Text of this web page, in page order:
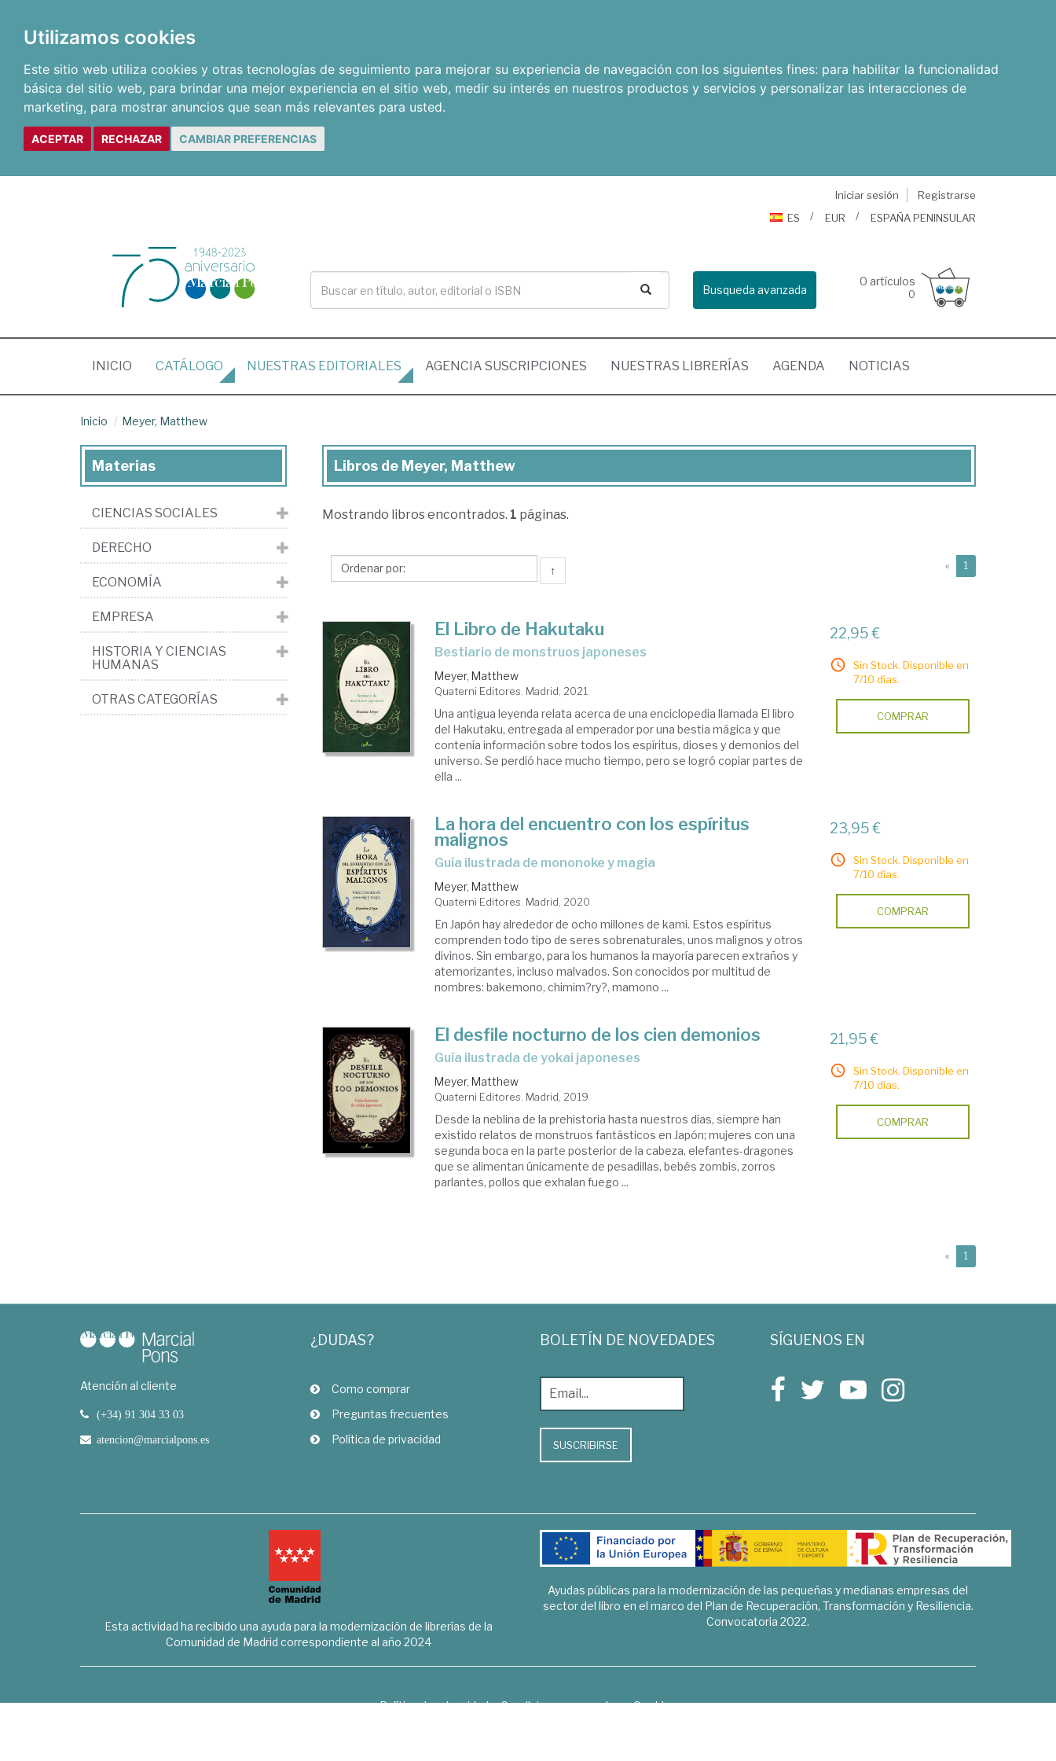
Utilizamos cookies
Este sitio web utiliza cookies y otras tecnologías de seguimiento para mejorar su experiencia de navegación con los siguientes fines: para habilitar la funcionalidad
básica del sitio web, para brindar una mejor experiencia en el sitio web, medir su interés en nuestros productos y servicios y personalizar las interacciones de
marketing, para mostrar anuncios que sean más relevantes para usted.
ACEPTAR RECHAZAR CAMBIAR PREFERENCIAS
Iniciar sesión
Registrarse
ES
EUR ESPAÑA PENINSULAR
Busqueda avanzada
0 artículos
0
INICIO (CURRENT)
CATÁLOGO NUESTRAS EDITORIALES AGENCIA SUSCRIPCIONES NUESTRAS LIBRERÍAS AGENDA NOTICIAS
Inicio Meyer, Matthew
Libros
Meyer,
Libros de Meyer, Matthew
Mostrando libros encontrados. 1 páginas.
↑ « 1
El Libro de Hakutaku
bestiario de monstruos japoneses
Meyer, Matthew
Quaterni Editores. Madrid, 2021
Una antigua leyenda relata acerca de una enciclopedia llamada El libro
del Hakutaku, entregada al emperador por una bestia mágica y que
contenía información sobre todos los espíritus, dioses y demonios del
universo. Se perdió hace mucho tiempo, pero se logró copiar partes de
ella ...
22,95 €
Sin Stock. Disponible en
7/10 días.
COMPRAR
La hora del encuentro con los espíritus
malignos
Guía ilustrada de mononoke y magia
Meyer, Matthew
Quaterni Editores. Madrid, 2020
En Japón hay alrededor de ocho millones de kami. Estos espíritus
comprenden todo tipo de seres sobrenaturales, unos malignos y otros
divinos. Sin embargo, para los humanos la mayoría parecen extraños y
atemorizantes, incluso malvados. Son conocidos por multitud de
nombres: bakemono, chimim?ry?, mamono ...
23,95 €
Sin Stock. Disponible en
7/10 días.
COMPRAR
El desfile nocturno de los cien demonios
guía ilustrada de yokai japoneses
Meyer, Matthew
Quaterni Editores. Madrid, 2019
Desde la neblina de la prehistoria hasta nuestros días, siempre han
existido relatos de monstruos fantásticos en Japón; mujeres con una
segunda boca en la parte posterior de la cabeza, elefantes-dragones
que se alimentan únicamente de pesadillas, bebés zombis, zorros
parlantes, pollos que exhalan fuego ...
21,95 €
Sin Stock. Disponible en
7/10 días.
COMPRAR
« 1
Materias
CIENCIAS SOCIALES
DERECHO
ECONOMÍA
EMPRESA
HISTORIA Y CIENCIAS
HUMANAS
OTRAS CATEGORÍAS
Atención al cliente
(+34) 91 304 33 03
atencion@marcialpons.es
¿DUDAS?
Como comprar
Preguntas frecuentes
Política de privacidad
BOLETÍN DE NOVEDADES
SUSCRIBIRSE
SÍGUENOS EN
Esta actividad ha recibido una ayuda para la modernización de librerías de la
Comunidad de Madrid correspondiente al año 2024
Ayudas públicas para la modernización de las pequeñas y medianas empresas del
sector del libro en el marco del Plan de Recuperación, Transformación y Resiliencia.
Convocatoria 2022.
Política de privacidad Condiciones generales
Cookies